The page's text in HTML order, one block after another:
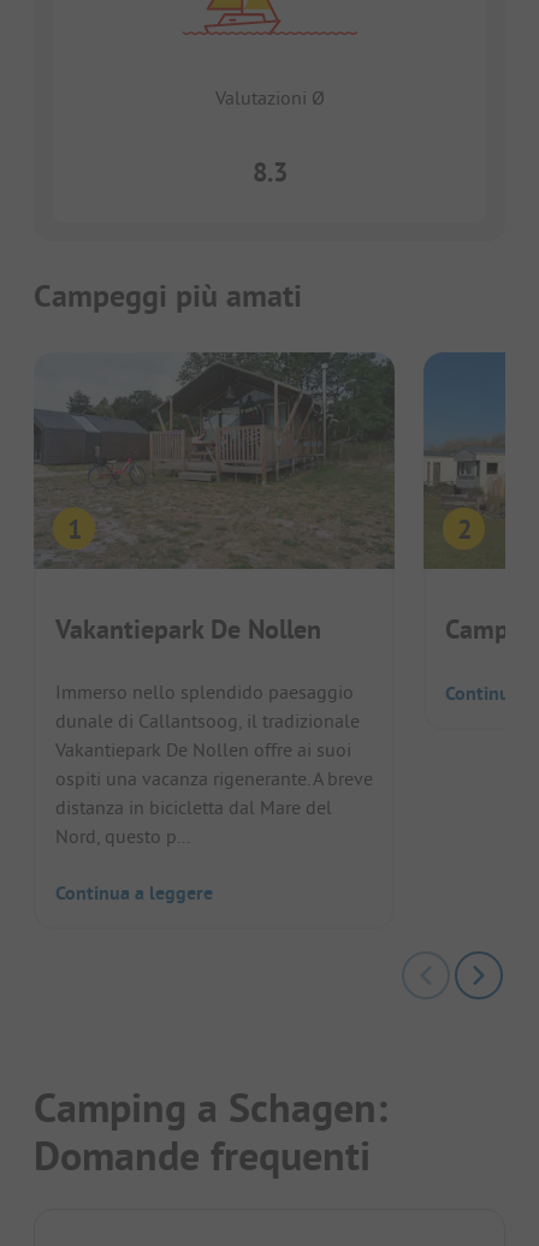
Valutazioni Ø
8.3
Campeggi più amati
Vakantiepark De Nollen
Immerso nello splendido paesaggio
dunale di Callantsoog, il tradizionale
Vakantiepark De Nollen offre ai suoi
ospiti una vacanza rigenerante. A breve
distanza in bicicletta dal Mare del
Nord, questo p...
Continua a leggere
Continua
Camping a Schagen:
Domande frequenti